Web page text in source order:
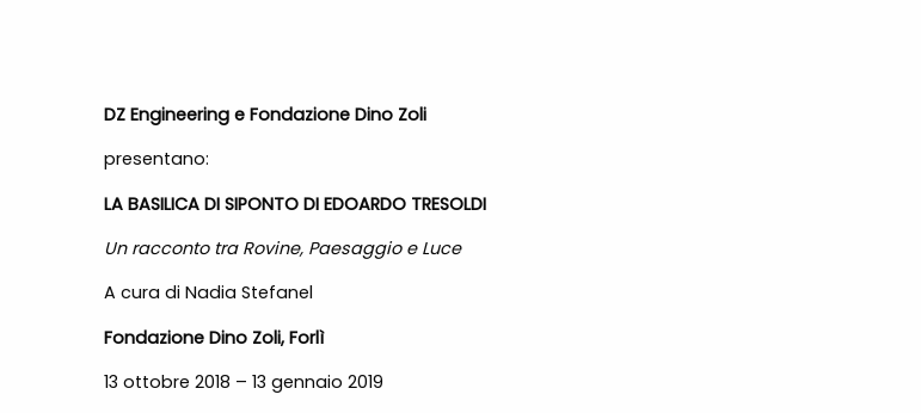
DZ Engineering e Fondazione Dino Zoli
presentano:
LA BASILICA DI SIPONTO DI EDOARDO TRESOLDI
Un racconto tra Rovine, Paesaggio e Luce
A cura di Nadia Stefanel
Fondazione Dino Zoli, Forlì
13 ottobre 2018 – 13 gennaio 2019